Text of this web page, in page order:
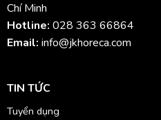
Chí Minh
Hotline: 028 363 66864
Email: info@jkhoreca.com
TIN TỨC
Tuyển dụng